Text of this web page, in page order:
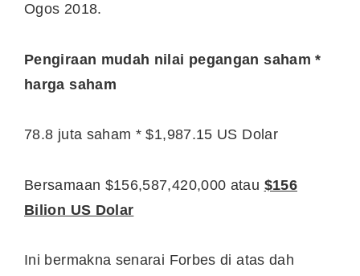
Ogos 2018.
Pengiraan mudah nilai pegangan saham *
harga saham
78.8 juta saham * $1,987.15 US Dolar
Bersamaan $156,587,420,000 atau $156
Bilion US Dolar
Ini bermakna senarai Forbes di atas dah